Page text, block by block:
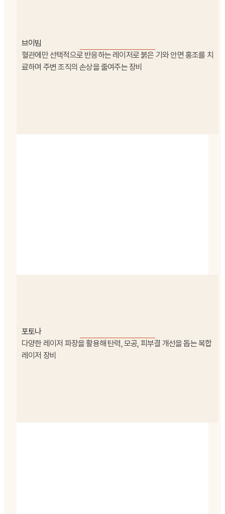
브이빔
혈관에만 선택적으로 반응하는 레이저로 붉은 기와 안면 홍조를 치
료하며 주변 조직의 손상을 줄여주는 장비
포토나
다양한 레이저 파장을 활용해 탄력, 모공, 피부결 개선을 돕는 복합
레이저 장비